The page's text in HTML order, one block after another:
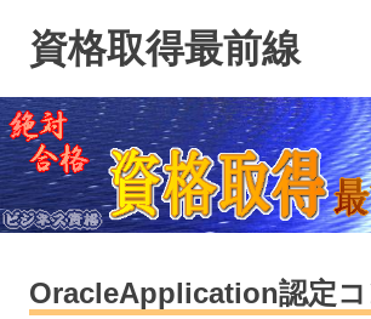
ン
ツ
へ
ス
キ
資格取得最前線
OracleApplication認定コ